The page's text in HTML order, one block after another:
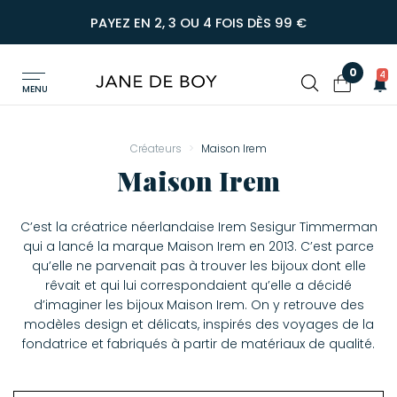
PAYEZ EN 2, 3 OU 4 FOIS DÈS 99 €
MENU
0 4
Créateurs Maison Irem
Maison Irem
C’est la créatrice néerlandaise Irem Sesigur Timmerman
qui a lancé la marque Maison Irem en 2013. C’est parce
qu’elle ne parvenait pas à trouver les bijoux dont elle
rêvait et qui lui correspondaient qu’elle a décidé
d’imaginer les bijoux Maison Irem. On y retrouve des
modèles design et délicats, inspirés des voyages de la
fondatrice et fabriqués à partir de matériaux de qualité.